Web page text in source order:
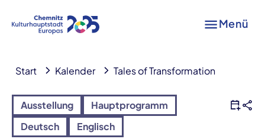
Menü
Start Kalender Tales of Transformation
Ausstellung
Hauptprogramm
Deutsch
Englisch